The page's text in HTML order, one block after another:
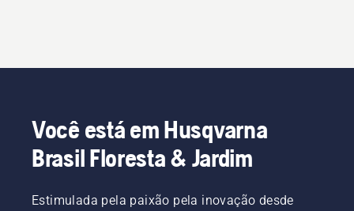
Você está em Husqvarna
Brasil Floresta & Jardim
Estimulada pela paixão pela inovação desde